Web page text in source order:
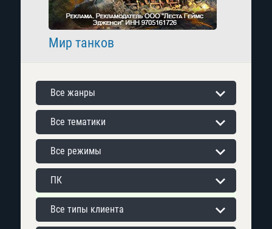
Мир танков
Все жанры
Все тематики
Все режимы
ПК
Все типы клиента